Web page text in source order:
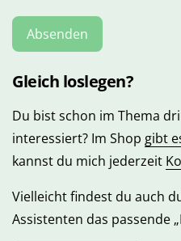
Gleich loslegen?
Du bist schon im Thema
interessiert? Im Shop gibt
kannst du mich jederzeit
Vielleicht findest du auch
Assistenten das passende